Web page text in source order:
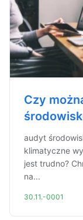
Czy
audyt
klimatyczne
jest trudno?
na...
30.11.-0001